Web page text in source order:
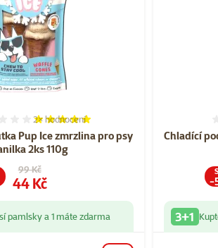
Pup Ice zmrzlina pro psy
2ks 110g
Hodnocení 100%, počet hodnocení: 2
2× hodnocení
Původní cena
99 Kč
Cena
44 Kč
pamlsky a 1 máte zdarma
Chladící
-
3+1